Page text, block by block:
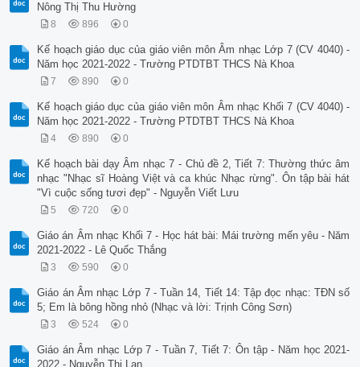
Nông Thị Thu Hường
8 896 0
Kế hoạch giáo dục của giáo viên môn Âm nhạc Lớp 7 (CV 4040) -
Năm học 2021-2022 - Trường PTDTBT THCS Nà Khoa
7 890 0
Kế hoạch giáo dục của giáo viên môn Âm nhạc Khối 7 (CV 4040) -
Năm học 2021-2022 - Trường PTDTBT THCS Nà Khoa
4 890 0
Kế hoạch bài dạy Âm nhạc 7 - Chủ đề 2, Tiết 7: Thường thức âm
nhạc "Nhạc sĩ Hoàng Việt và ca khúc Nhạc rừng". Ôn tập bài hát
"Vì cuộc sống tươi đẹp" - Nguyễn Viết Lưu
5 720 0
Giáo án Âm nhạc Khối 7 - Học hát bài: Mái trường mến yêu - Năm
2021-2022 - Lê Quốc Thắng
3 590 0
Giáo án Âm nhạc Lớp 7 - Tuần 14, Tiết 14: Tập đọc nhạc: TĐN số
5; Em là bông hồng nhỏ (Nhạc và lời: Trịnh Công Sơn)
3 524 0
Giáo án Âm nhạc Lớp 7 - Tuần 7, Tiết 7: Ôn tập - Năm học 2021-
2022 - Nguyễn Thị Lan